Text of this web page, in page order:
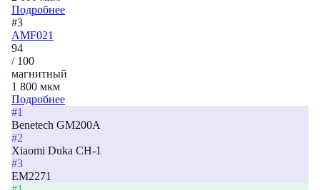
Подробнее
#3
AMF021
94
/ 100
магнитный
1 800 мкм
Подробнее
#1
Benetech GM200A
#2
Xiaomi Duka CH-1
#3
EM2271